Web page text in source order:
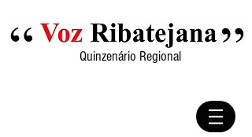
Quinzenário Regional